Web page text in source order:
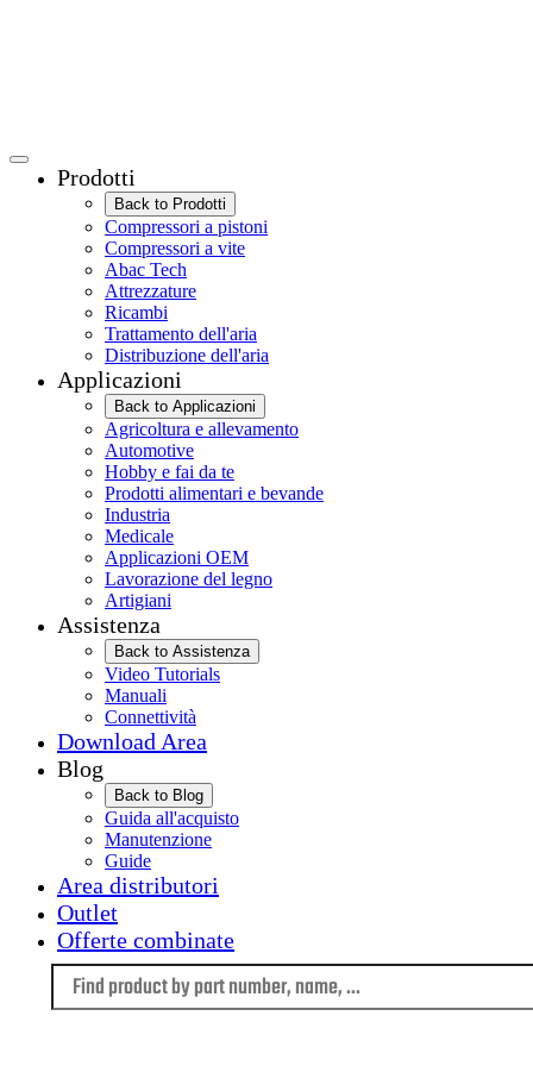
Prodotti
Back to Prodotti
Compressori a pistoni
Compressori a vite
Abac Tech
Attrezzature
Ricambi
Trattamento dell'aria
Distribuzione dell'aria
Applicazioni
Back to Applicazioni
Agricoltura e allevamento
Automotive
Hobby e fai da te
Prodotti alimentari e bevande
Industria
Medicale
Applicazioni OEM
Lavorazione del legno
Artigiani
Assistenza
Back to Assistenza
Video Tutorials
Manuali
Connettività
Download Area
Blog
Back to Blog
Guida all'acquisto
Manutenzione
Guide
Area distributori
Outlet
Offerte combinate